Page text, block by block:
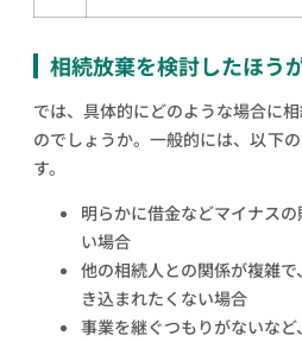
相続放棄を検討したほう
では、具体的にどのような場合に
のでしょうか。一般的には、以下
す。
明らかに借金などマイナス
い場合
他の相続人との関係が複雑
き込まれたくない場合
事業を継ぐつもりがないな